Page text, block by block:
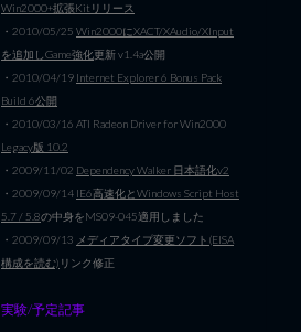
Win2000+拡張Kitリリース
・2010/05/25 Win2000にXACT/XAudio/XInput
を追加しGame強化更新 v1.4a公開
・2010/04/19 Internet Explorer 6 Bonus Pack
Build 6公開
・2010/03/16 ATI Radeon Driver for Win2000
Legacy版 10.2
・2009/11/02 Dependency Walker 日本語化v2
・2009/09/14 IE6高速化とWindows Script Host
5.7 / 5.8の中身をMS09-045適用しました
・2009/09/13 メディアタイプ変更ソフト(EISA
構成を読む) リンク修正
実験/予定記事